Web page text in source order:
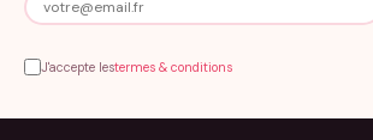
J'accepte lestermes & conditions